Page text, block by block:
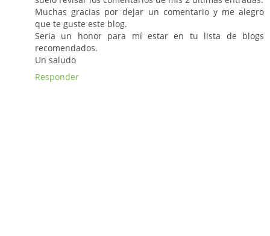
Muchas gracias por dejar un comentario y me alegro
que te guste este blog.
Seria un honor para mí estar en tu lista de blogs
recomendados.
Un saludo
Responder